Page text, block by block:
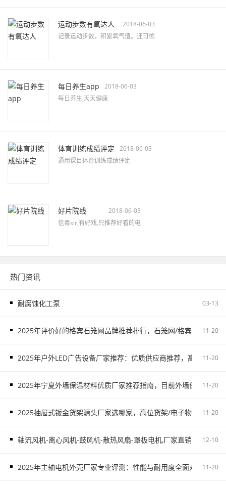
运动步数有氧达人
2018-06-03
记录运动步数，积累氧气值。还可偷
每日养生app
2018-06-03
每日养生,天天健康
体育训练成绩评定
2018-06-03
通用课目体育训练成绩评定
好片院线
2018-06-03
信毒sir,有好戏,只推荐好看的电
热门资讯
耐腐蚀化工泵 03-13
2025年评价好的格宾石笼网品牌推荐排行，石笼网/格宾石笼网/河
11-20
2025年户外LED广告设备厂家推荐：优质供应商推荐，高铁广告/
11-20
2025年宁夏外墙保温材料优质厂家推荐指南，目前外墙保温材料
11-20
2025抽屉式钣金货架源头厂家选哪家，高位货架/电子物料架/抽
11-20
轴流风机-离心风机-鼓风机-散热风扇-罩极电机,厂家直销-首肯电子
12-10
2025年主轴电机外壳厂家专业评测：性能与耐用度全面对比，主
11-20